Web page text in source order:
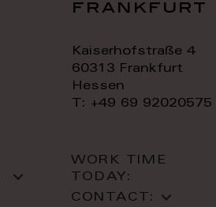
frankfurt
Kaiserhofstraße 4
60313 Frankfurt
Hessen
T: +49 69 92020575
WORK TIME
TODAY:
CONTACT: